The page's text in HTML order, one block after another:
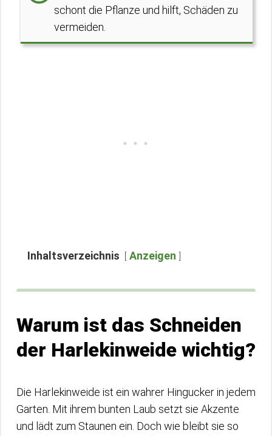
schont die Pflanze und hilft, Schäden zu
vermeiden.
Inhaltsverzeichnis Anzeigen
Warum ist das Schneiden
der Harlekinweide wichtig?
Die Harlekinweide ist ein wahrer Hingucker in jedem
Garten. Mit ihrem bunten Laub setzt sie Akzente
und lädt zum Staunen ein. Doch wie bleibt sie so